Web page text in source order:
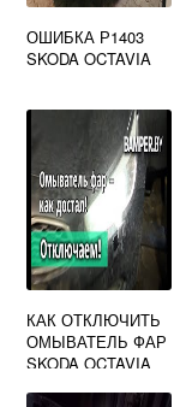
ОШИБКА Р1403
SKODA OCTAVIA
КАК ОТКЛЮЧИТЬ
ОМЫВАТЕЛЬ ФАР
SKODA OCTAVIA